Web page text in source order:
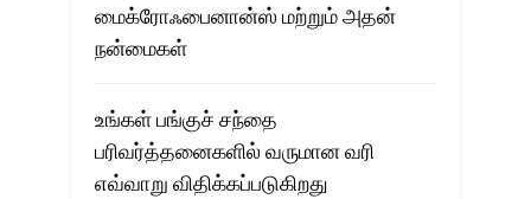
மைக்ரோஃபைனான்ஸ் மற்றும் அதன்
நன்மைகள்
உங்கள் பங்குச் சந்தை
பரிவர்த்தனைகளில் வருமான வரி
எவ்வாறு விதிக்கப்படுகிறது